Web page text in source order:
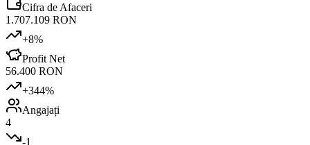
Cifra de Afaceri
1.707.109 RON
+8%
Profit Net
56.400 RON
+344%
Angajați
4
-1